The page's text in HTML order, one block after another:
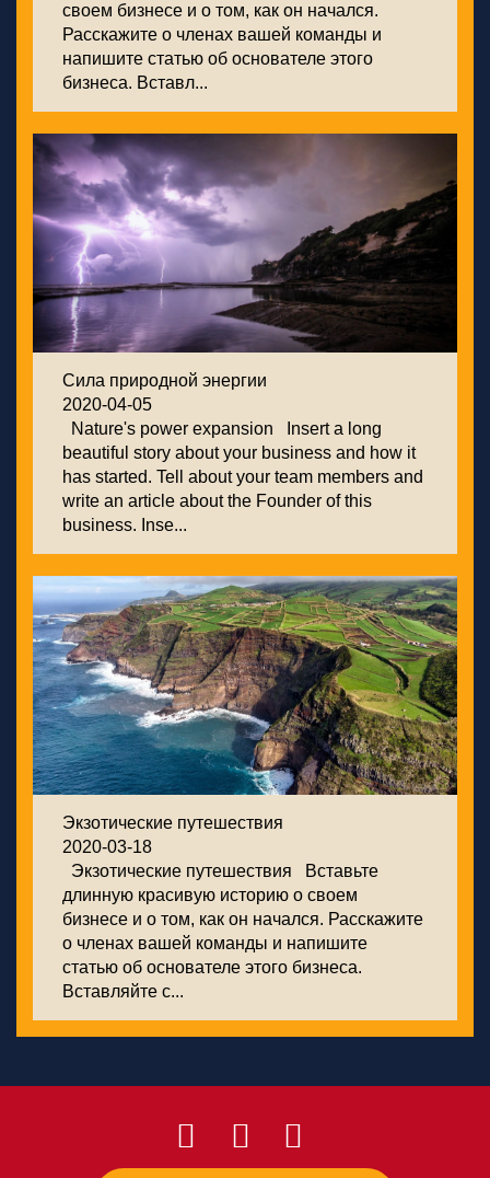
своем бизнесе и о том, как он начался.
Расскажите о членах вашей команды и
напишите статью об основателе этого
бизнеса. Вставл...
Сила природной энергии
2020-04-05
Nature's power expansion Insert a long
beautiful story about your business and how it
has started. Tell about your team members and
write an article about the Founder of this
business. Inse...
Экзотические путешествия
2020-03-18
Экзотические путешествия Вставьте
длинную красивую историю о своем
бизнесе и о том, как он начался. Расскажите
о членах вашей команды и напишите
статью об основателе этого бизнеса.
Вставляйте с...